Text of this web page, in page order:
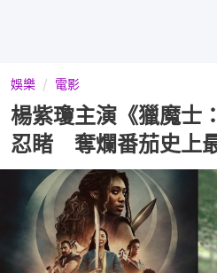
娛樂 電影
楊紫瓊主演《獵魔士
忍睹 奪爛番茄史上